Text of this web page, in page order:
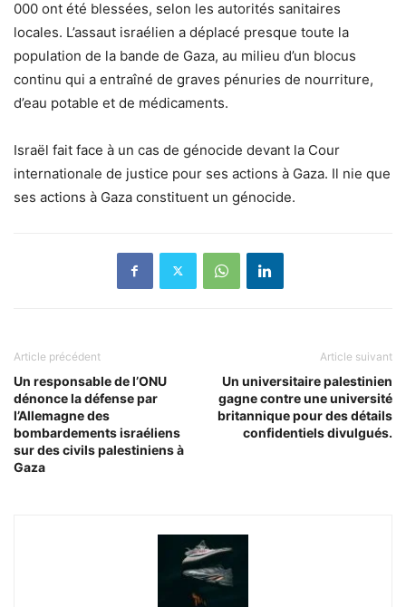
000 ont été blessées, selon les autorités sanitaires
locales. L’assaut israélien a déplacé presque toute la
population de la bande de Gaza, au milieu d’un blocus
continu qui a entraîné de graves pénuries de nourriture,
d’eau potable et de médicaments.
Israël fait face à un cas de génocide devant la Cour
internationale de justice pour ses actions à Gaza. Il nie que
ses actions à Gaza constituent un génocide.
Article précédent
Un responsable de l’ONU
dénonce la défense par
l’Allemagne des
bombardements israéliens
sur des civils palestiniens à
Gaza
Article suivant
Un universitaire palestinien
gagne contre une université
britannique pour des détails
confidentiels divulgués.